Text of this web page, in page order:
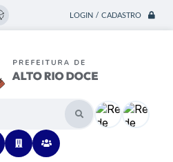
LOGIN / CADASTRO